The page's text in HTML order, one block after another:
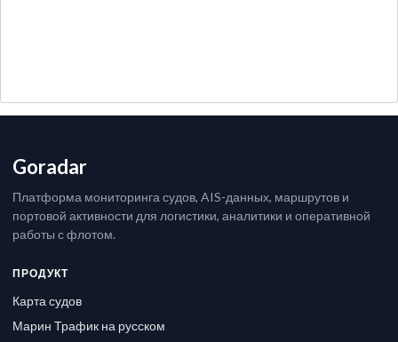
Goradar
Платформа мониторинга судов, AIS-данных, маршрутов и
портовой активности для логистики, аналитики и оперативной
работы с флотом.
ПРОДУКТ
Карта судов
Марин Трафик на русском